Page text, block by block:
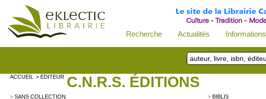
Recherche Actualités Informations
ACCUEIL > EDITEUR C.N.R.S. ÉDITIONS
> SANS COLLECTION >BIBLIS